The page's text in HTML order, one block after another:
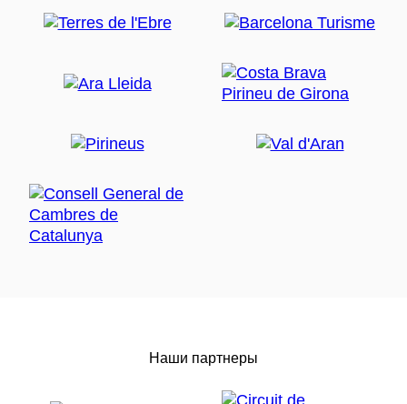
Наши партнеры